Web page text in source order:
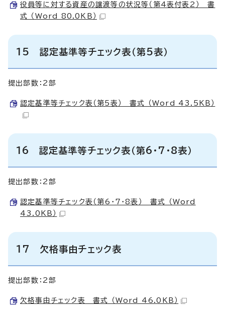
役員等に対する資産の譲渡等の状況等（第4表付表2） 書
式 （Word 80.0KB）
15 認定基準等チェック表（第5表）
提出部数：2部
認定基準等チェック表（第5表） 書式 （Word 43.5KB）
16 認定基準等チェック表（第6・7・8表）
提出部数：2部
認定基準等チェック表（第6・7・8表） 書式 （Word
43.0KB）
17 欠格事由チェック表
提出部数：2部
欠格事由チェック表 書式 （Word 46.0KB）